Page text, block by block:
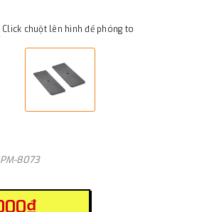
Click chuột lên hình để phóng to
8073